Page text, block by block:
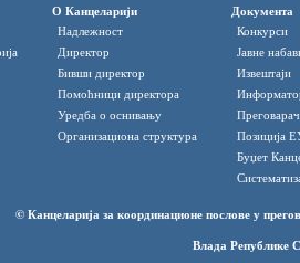
О Канцеларији
Надлежност
Директор
Бивши директор
Помоћници директора
Уредба о оснивању
Организациона структура
Документа
Конкурси
Јавне
Извештаји
Позиција
Буџет
© Канцеларија за координационе послове у
Влада Републике